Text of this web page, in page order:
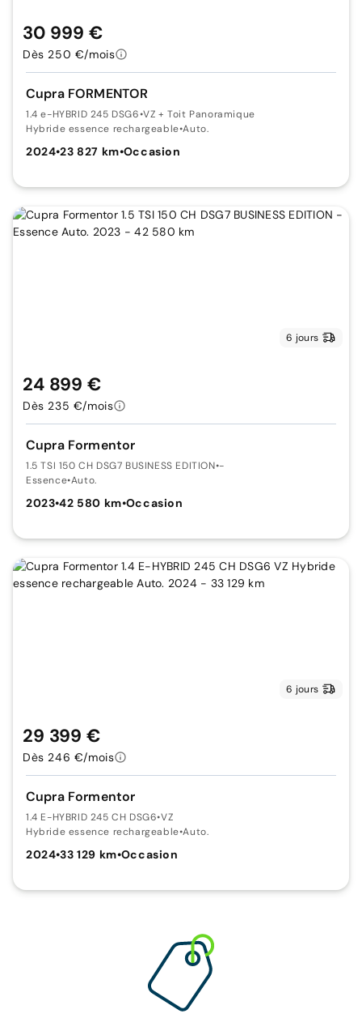
Cupra FORMENTOR
1.4 e-HYBRID 245 DSG6•VZ + Toit Panoramique
Hybride essence rechargeable•Auto.
2024•23 827 km•Occasion
30 999 €
Dès 250 €/mois
6 jours
Cupra Formentor
1.5 TSI 150 CH DSG7 BUSINESS EDITION•-
Essence•Auto.
2023•42 580 km•Occasion
24 899 €
Dès 235 €/mois
6 jours
Cupra Formentor
1.4 E-HYBRID 245 CH DSG6•VZ
Hybride essence rechargeable•Auto.
2024•33 129 km•Occasion
29 399 €
Dès 246 €/mois